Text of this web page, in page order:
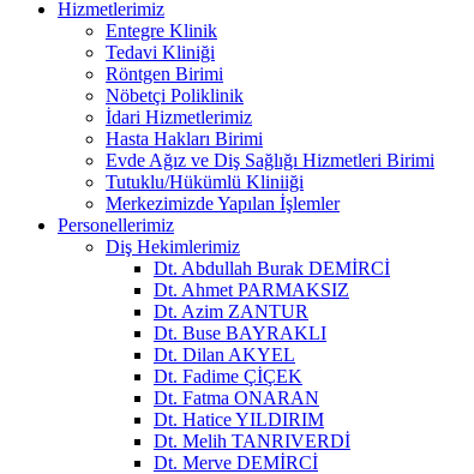
Hizmetlerimiz
Entegre Klinik
Tedavi Kliniği
Röntgen Birimi
Nöbetçi Poliklinik
İdari Hizmetlerimiz
Hasta Hakları Birimi
Evde Ağız ve Diş Sağlığı Hizmetleri Birimi
Tutuklu/Hükümlü Kliniiği
Merkezimizde Yapılan İşlemler
Personellerimiz
Diş Hekimlerimiz
Dt. Abdullah Burak DEMİRCİ
Dt. Ahmet PARMAKSIZ
Dt. Azim ZANTUR
Dt. Buse BAYRAKLI
Dt. Dilan AKYEL
Dt. Fadime ÇİÇEK
Dt. Fatma ONARAN
Dt. Hatice YILDIRIM
Dt. Melih TANRIVERDİ
Dt. Merve DEMİRCİ